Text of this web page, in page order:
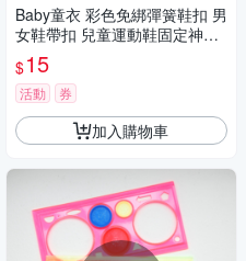
Baby童衣 彩色免綁彈簧鞋扣 男
女鞋帶扣 兒童運動鞋固定神器
懶人免綁鞋帶扣 11818
$15
活動 券
加入購物車